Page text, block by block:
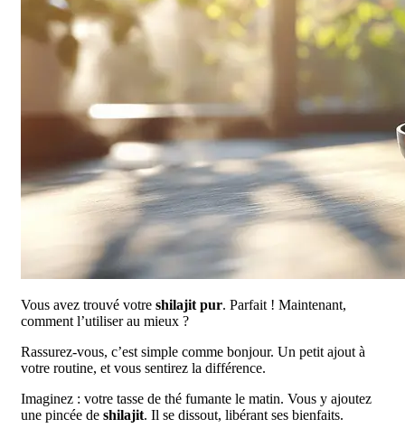
Vous avez trouvé votre shilajit pur. Parfait ! Maintenant,
comment l’utiliser au mieux ?
Rassurez-vous, c’est simple comme bonjour. Un petit ajout à
votre routine, et vous sentirez la différence.
Imaginez : votre tasse de thé fumante le matin. Vous y ajoutez
une pincée de shilajit. Il se dissout, libérant ses bienfaits.